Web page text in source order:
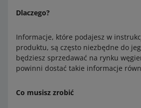
Dlaczego?
Informacje, które podajesz w
produktu, są często niezbędne do
będziesz sprzedawać na rynku
powinni dostać takie informacje
Co musisz zrobić